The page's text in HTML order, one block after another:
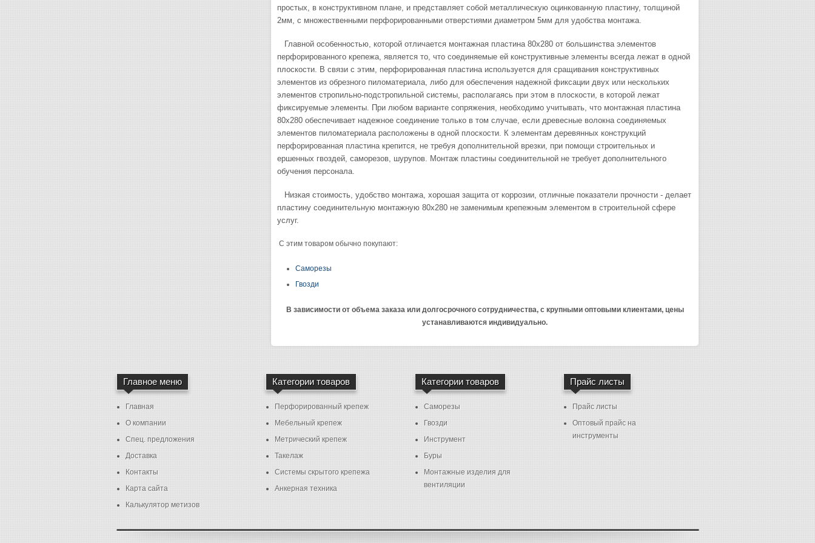
простых, в конструктивном плане, и представляет собой металлическую оцинкованную пластину, толщиной
2мм, с множественными перфорированными отверстиями диаметром 5мм для удобства монтажа.
Главной особенностью, которой отличается монтажная пластина 80х280 от большинства элементов
перфорированного крепежа, является то, что соединяемые ей конструктивные элементы всегда лежат в одной
плоскости. В связи с этим, перфорированная пластина используется для сращивания конструктивных
элементов из обрезного пиломатериала, либо для обеспечения надежной фиксации двух или нескольких
элементов стропильно-подстропильной системы, располагаясь при этом в плоскости, в которой лежат
фиксируемые элементы. При любом варианте сопряжения, необходимо учитывать, что монтажная пластина
80х280 обеспечивает надежное соединение только в том случае, если древесные волокна соединяемых
элементов пиломатериала расположены в одной плоскости. К элементам деревянных конструкций
перфорированная пластина крепится, не требуя дополнительной врезки, при помощи строительных и
ершенных гвоздей, саморезов, шурупов. Монтаж пластины соединительной не требует дополнительного
обучения персонала.
Низкая стоимость, удобство монтажа, хорошая защита от коррозии, отличные показатели прочности - делает
пластину соединительную монтажную 80х280 не заменимым крепежным элементом в строительной сфере
услуг.
С этим товаром обычно покупают:
Саморезы
Гвозди
В зависимости от объема заказа или долгосрочного сотрудничества, с крупными оптовыми клиентами, цены
устанавливаются индивидуально.
Главное меню
Главная
О компании
Спец. предложения
Доставка
Контакты
Карта сайта
Калькулятор метизов
Категории товаров
Перфорированный крепеж
Мебельный крепеж
Метрический крепеж
Такелаж
Системы скрытого крепежа
Анкерная техника
Категории товаров
Саморезы
Гвозди
Инструмент
Буры
Монтажные изделия для
вентиляции
Прайс листы
Прайс листы
Оптовый прайс на
инструменты